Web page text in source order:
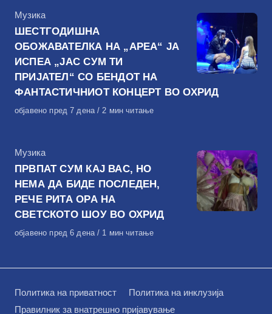
КАтегорија
Музика
ШЕСТГОДИШНА
ОБОЖАВАТЕЛКА НА „АРЕА“ ЈА
ИСПЕА „ЈАС СУМ ТИ
ПРИЈАТЕЛ“ СО БЕНДОТ НА
ФАНТАСТИЧНИОТ КОНЦЕРТ ВО ОХРИД
Објавено
објавено пред 7 дена 2 мин читање
КАтегорија
Музика
ПРВПАТ СУМ КАЈ ВАС, НО
НЕМА ДА БИДЕ ПОСЛЕДЕН,
РЕЧЕ РИТА ОРА НА
СВЕТСКОТО ШОУ ВО ОХРИД
Објавено
објавено пред 6 дена 1 мин читање
Политика на приватност
Политика на инклузија
Правилник за внатрешно пријавување